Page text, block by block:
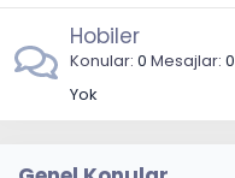
Hobiler
Konular 0 Mesajlar 0
Yok